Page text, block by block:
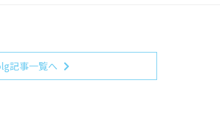
記事一覧へ